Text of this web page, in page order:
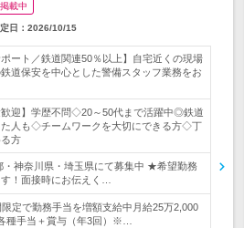
載中
日： 2026/10/15
ポート／鉄道関連50％以上】自宅近くの現場
道保安を中心とした警備スタッフ業務をお
歓迎】学歴不問◇20～50代まで活躍中◎鉄道
た人も◇チームワークを大切にできる方◇丁
方
神奈川県・埼玉県にて募集中 ★希望勤務
！面接時にお伝えく…
定で勤務手当を増額支給中月給25万2,000
種手当＋賞与（年3回）※…